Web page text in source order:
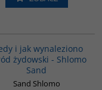
i jak wynaleziono
żydowski - Shlomo
Sand
Sand Shlomo